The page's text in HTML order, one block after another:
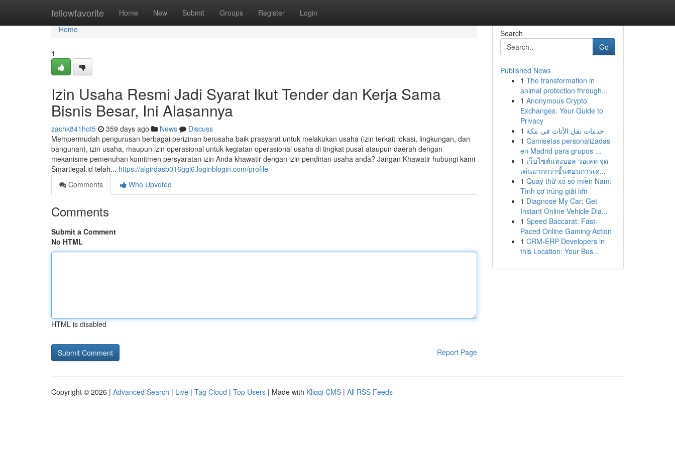
fellowfavorite Home New Submit Groups Register Login
Home
Home
1
Izin Usaha Resmi Jadi Syarat Ikut Tender dan Kerja Sama
Bisnis Besar, Ini Alasannya
zachk841hot5 359 days ago News
Discuss
Mempermudah pengurusan berbagai perizinan berusaha baik prasyarat untuk melakukan usaha (izin terkait lokasi, lingkungan, dan
bangunan), izin usaha, maupun izin operasional untuk kegiatan operasional usaha di tingkat pusat ataupun daerah dengan
mekanisme pemenuhan komitmen persyaratan izin Anda khawatir dengan izin pendirian usaha anda? Jangan Khawatir hubungi kami
Smartlegal.id telah... https://algirdasb016ggj6.loginblogin.com/profile
Comments
Who Upvoted
Comments
Submit a Comment
No HTML
HTML is disabled
Report Page
Search
Go
Published News
1 The transformation in
animal protection through...
1 Anonymous Crypto
Exchanges: Your Guide to
Privacy
1 خدمات نقل الأثاث في مكة
1 Camisetas personalizadas
en Madrid para grupos ...
1 เว็บไซต์แทงบอล วอเลท จุด
เด่นมากกว่าขั้นตอนการเด...
1 Quay thử xổ số miền Nam:
Tình cơ trúng giải lớn
1 Diagnose My Car: Get
Instant Online Vehicle Dia...
1 Speed Baccarat: Fast-
Paced Online Gaming Action
1 CRM-ERP Developers in
this Location: Your Bus...
Copyright © 2026 | Advanced Search | Live | Tag Cloud | Top Users | Made with Kliqqi CMS | All RSS Feeds